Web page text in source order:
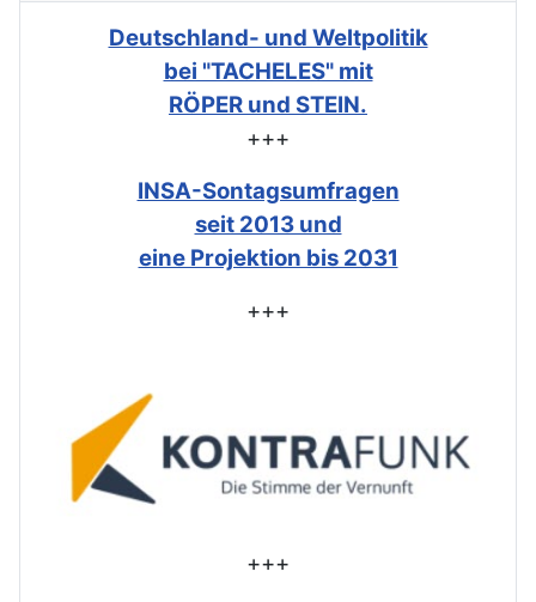
Deutschland- und Weltpolitik
bei "TACHELES" mit
RÖPER und STEIN.
+++
INSA-Sontagsumfragen
seit 2013 und
eine Projektion bis 2031
+++
+++